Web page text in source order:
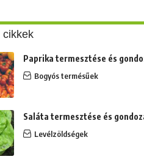
cikkek
Paprika termesztése és
Bogyós termésűek
Saláta termesztése és
Levélzöldségek